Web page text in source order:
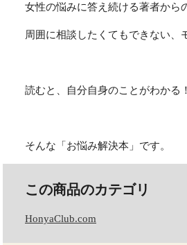
女性の悩みに答え続ける著者から
周囲に相談したくてもできない
読むと、自分自身のことがわかる
そんな「お悩み解決本」です。
この商品のカテゴリ
HonyaClub.com